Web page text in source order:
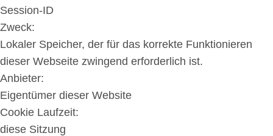
Session-ID
Zweck:
Lokaler Speicher, der für das korrekte Funktionieren
dieser Webseite zwingend erforderlich ist.
Anbieter:
Eigentümer dieser Website
Cookie Laufzeit:
diese Sitzung